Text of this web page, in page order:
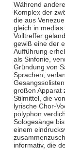
Während
Komplex der
die aus
gleich in
Volltreffer
gewiß eine der
Aufführung
als Sinfonie,
Gründung von
Sprachen,
großen Apparat
Stilmittel, die
lyrische Chor-
polyphon
Sologesänge
einem
informativ, die